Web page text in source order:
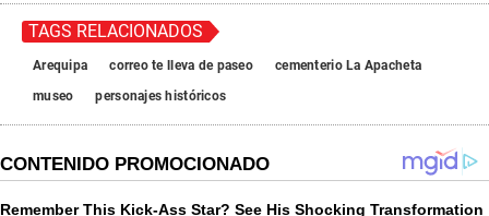
TAGS RELACIONADOS
Arequipa correo te lleva de paseo
cementerio La Apacheta
museo
personajes históricos